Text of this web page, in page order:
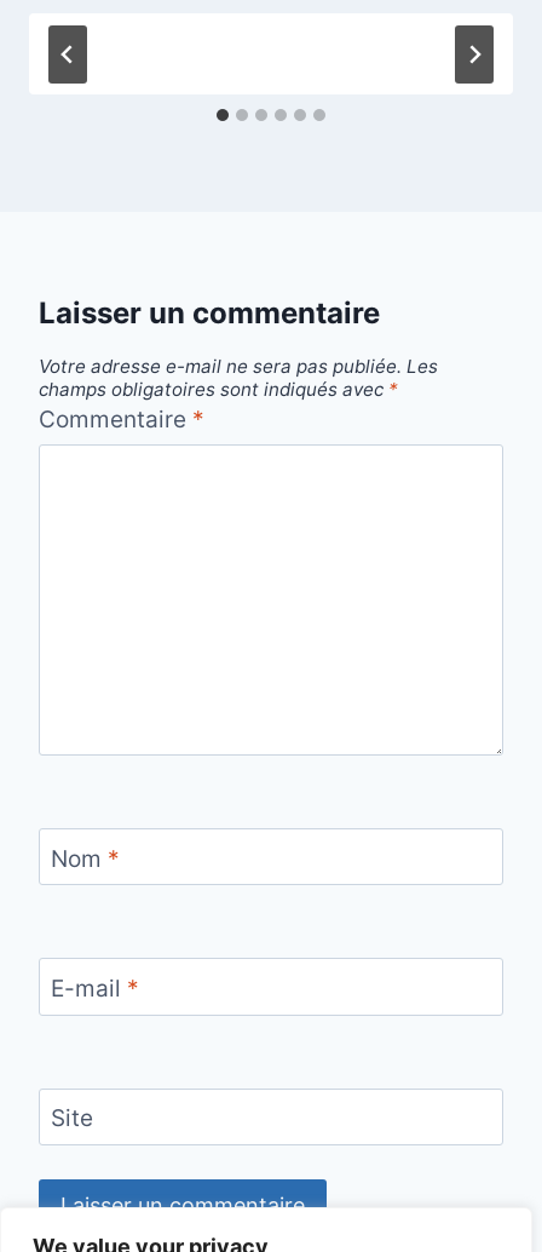
We value your privacy
Laisser un commentaire
Votre adresse e-mail ne sera pas publiée. Les
champs obligatoires sont indiqués avec *
Commentaire *
Nom *
E-mail *
Site